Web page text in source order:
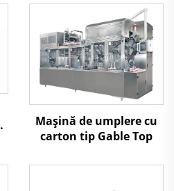
Mașină de umplere cu
carton tip Gable Top